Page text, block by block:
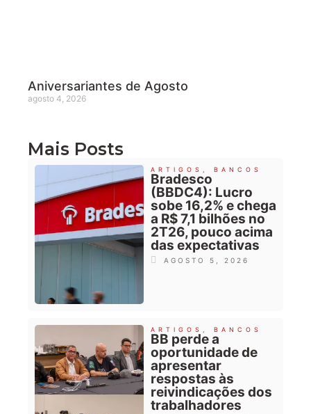
Aniversariantes de Agosto
agosto 4, 2026
Mais Posts
ARTIGOS BANCOS
Bradesco
(BBDC4): Lucro
sobe 16,2% e chega
a R$ 7,1 bilhões no
2T26, pouco acima
das expectativas
AGOSTO 5, 2026
ARTIGOS BANCOS
BB perde a
oportunidade de
apresentar
respostas às
reivindicações dos
trabalhadores